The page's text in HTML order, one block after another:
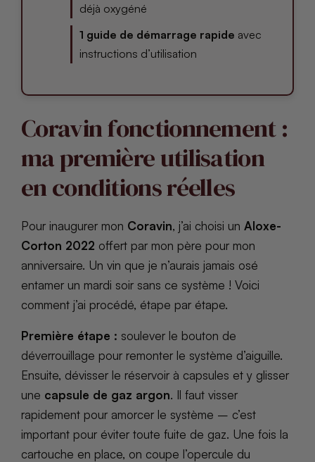
déjà oxygéné
1 guide de démarrage rapide avec
instructions d’utilisation
Coravin fonctionnement :
ma première utilisation
en conditions réelles
Pour inaugurer mon Coravin, j’ai choisi un Aloxe-
Corton 2022 offert par mon père pour mon
anniversaire. Un vin que je n’aurais jamais osé
entamer un mardi soir sans ce système ! Voici
comment j’ai procédé, étape par étape.
Première étape : soulever le bouton de
déverrouillage pour remonter le système d’aiguille.
Ensuite, dévisser le réservoir à capsules et y glisser
une capsule de gaz argon. Il faut visser
rapidement pour amorcer le système – c’est
important pour éviter toute fuite de gaz. Une fois la
cartouche en place, on coupe l’opercule du